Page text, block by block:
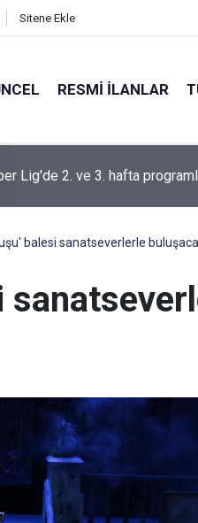
Sitene Ekle
RESMI İLANLAR
Lig'de 2. ve 3. hafta
balesi sanatseverlerle